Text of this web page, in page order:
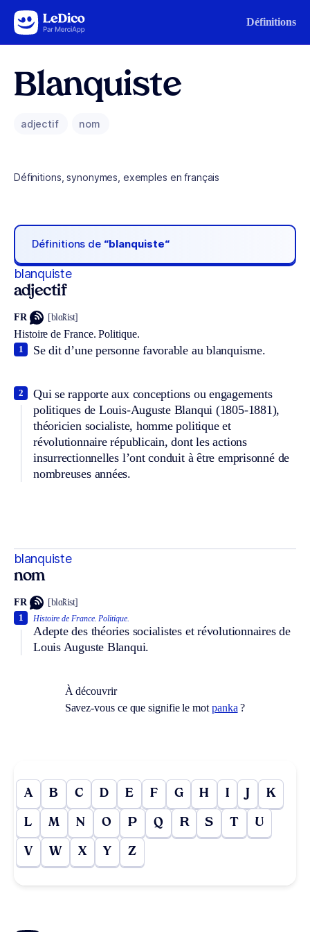
Aller au contenu Définitions
Blanquiste
adjectif nom
Définitions, synonymes, exemples en français
Définitions de “blanquiste“
blanquiste
adjectif
FR [blɑ̃kist]
Histoire de France. Politique.
Se dit d’une personne favorable au blanquisme.
1
Qui se rapporte aux conceptions ou engagements
politiques de Louis-Auguste Blanqui (1805-1881),
théoricien socialiste, homme politique et
révolutionnaire républicain, dont les actions
insurrectionnelles l’ont conduit à être emprisonné de
nombreuses années.
2
blanquiste
nom
FR [blɑ̃kist]
Histoire de France. Politique.
Adepte des théories socialistes et révolutionnaires de
Louis Auguste Blanqui.
1
À découvrir
Savez-vous ce que signifie le mot panka ?
A B C D E F G H I J K
L M N O P Q R S T U
V W X Y Z